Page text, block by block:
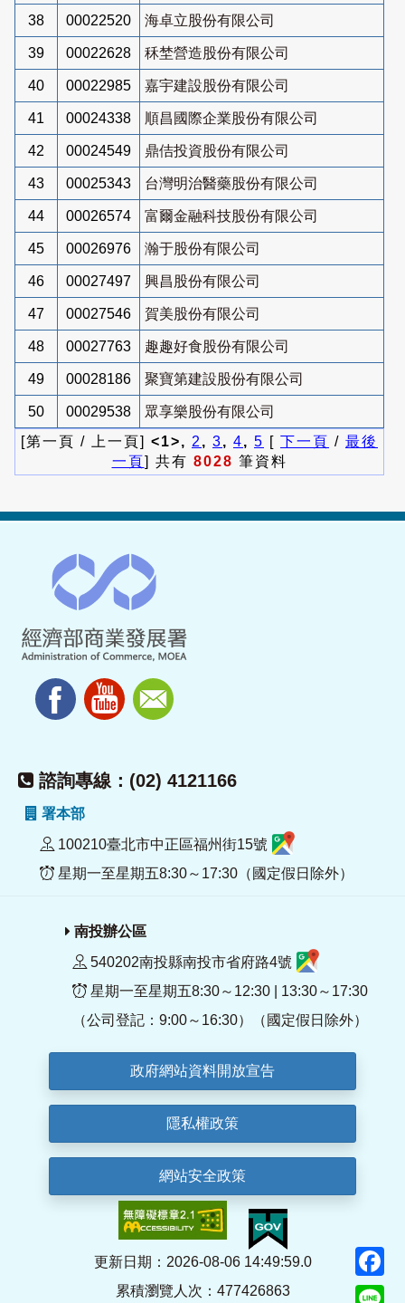
38 00022520 海卓立股份有限公司
39 00022628 秝埜營造股份有限公司
40 00022985 嘉宇建設股份有限公司
41 00024338 順昌國際企業股份有限公司
42 00024549 鼎佶投資股份有限公司
43 00025343 台灣明治醫藥股份有限公司
44 00026574 富爾金融科技股份有限公司
45 00026976 瀚于股份有限公司
46 00027497 興昌股份有限公司
47 00027546 賀美股份有限公司
48 00027763 趣趣好食股份有限公司
49 00028186 聚寶第建設股份有限公司
50 00029538
眾享樂股份有限公司
[第一頁 / 上一頁] <1>, 2 , 3, 4, 5 [ 下一頁 / 最後
一頁] 共有 8028 筆資料
諮詢專線：(02) 4121166
署本部
100210臺北市中正區福州街15號
星期一至星期五8:30～17:30（國定假日除外）
南投辦公區
540202南投縣南投市省府路4號
星期一至星期五8:30～12:30 | 13:30～17:30
（公司登記：9:00～16:30）（國定假日除外）
政府網站資料開放宣告
隱私權政策
網站安全政策
更新日期：2026-08-06 14:49:59.0
累積瀏覽人次：477426863